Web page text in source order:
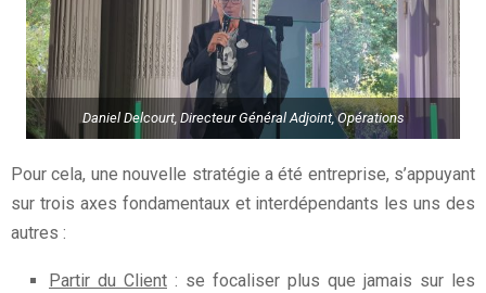
Daniel Delcourt, Directeur Général Adjoint, Opérations
Pour cela, une nouvelle stratégie a été entreprise, s’appuyant
sur trois axes fondamentaux et interdépendants les uns des
autres :
Partir du Client : se focaliser plus que jamais sur les